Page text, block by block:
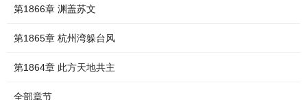
第1866章 渊盖苏文
第1865章 杭州湾躲台风
第1864章 此方天地共主
全部章节